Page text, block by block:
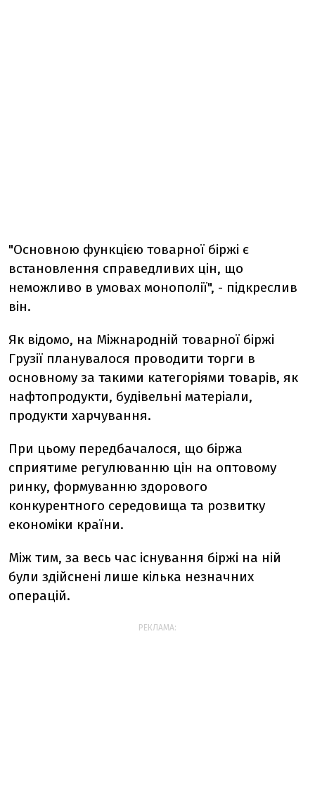
"Основною функцією товарної біржі є
встановлення справедливих цін, що
неможливо в умовах монополії", - підкреслив
він.
Як відомо, на Міжнародній товарної біржі
Грузії планувалося проводити торги в
основному за такими категоріями товарів, як
нафтопродукти, будівельні матеріали,
продукти харчування.
При цьому передбачалося, що біржа
сприятиме регулюванню цін на оптовому
ринку, формуванню здорового
конкурентного середовища та розвитку
економіки країни.
Між тим, за весь час існування біржі на ній
були здійснені лише кілька незначних
операцій.
РЕКЛАМА: